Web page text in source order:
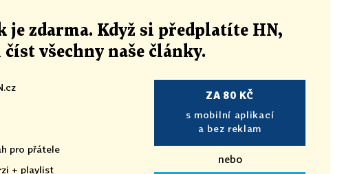
je zdarma. Když si předplatíte HN,
číst všechny naše články.
pro přátele
+ playlist
ZA 80 KČ
s mobilní aplikací
a bez reklam
nebo